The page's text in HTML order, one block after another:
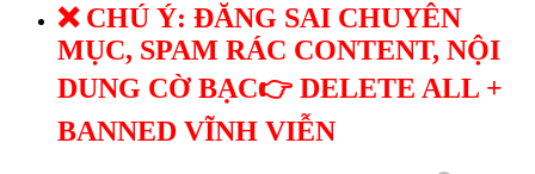
❌ CHÚ Ý: ĐĂNG SAI CHUYÊN
MỤC, SPAM RÁC CONTENT, NỘI
DUNG CỜ BẠC👉 DELETE ALL +
BANNED VĨNH VIỄN